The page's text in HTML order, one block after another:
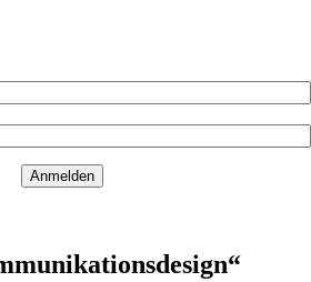
Anmelden